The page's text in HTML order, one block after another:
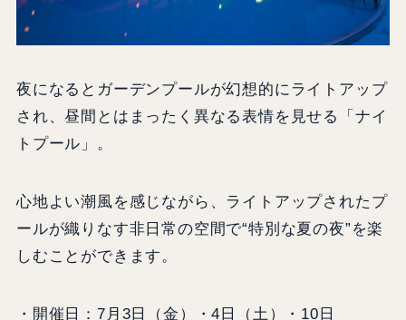
夜になるとガーデンプールが幻想的にライトアップ
され、昼間とはまったく異なる表情を見せる「ナイ
トプール」。
心地よい潮風を感じながら、ライトアップされたプ
ールが織りなす非日常の空間で“特別な夏の夜”を楽
しむことができます。
・開催日：7月3日（金）・4日（土）・10日